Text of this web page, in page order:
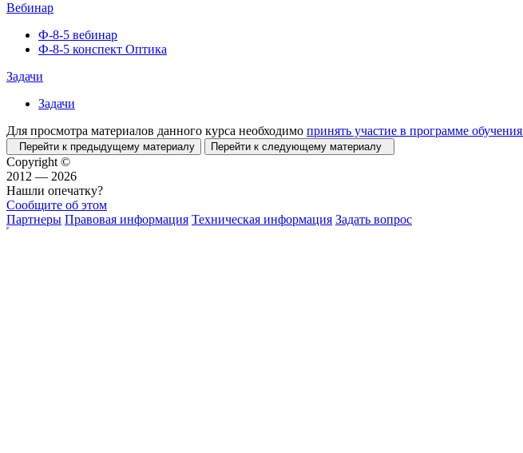
Вебинар
Ф-8-5 вебинар
Ф-8-5 конспект Оптика
Задачи
Задачи
Для просмотра материалов данного курса необходимо принять участие в программе обучения
Перейти к предыдущему материалу Перейти к следующему материалу
Copyright ©
2012 — 2026
Нашли опечатку?
Сообщите об этом
Партнеры Правовая информация Техническая информация Задать вопрос